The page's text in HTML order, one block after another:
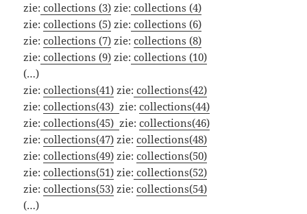
zie: collections (3) zie: collections (4)
zie:collections (5) zie: collections (6)
zie:collections (7) zie:collections (8)
zie: collections (9) zie: collections (10)
(…)
zie:collections(41) zie: collections(42)
zie:collections(43)zie:collections(44)
zie: collections(45)zie:collections(46)
zie:collections(47) zie:collections(48)
zie:collections(49) zie:collections(50)
zie:collections(51) zie: collections(52)
zie:collections(53) zie:collections(54)
(…)